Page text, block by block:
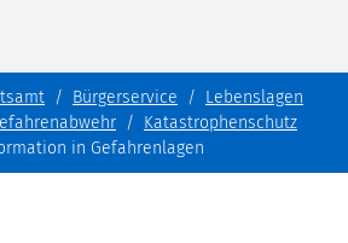
Bürgerservice
Lebenslagen
Katastrophenschutz
in Gefahrenlagen